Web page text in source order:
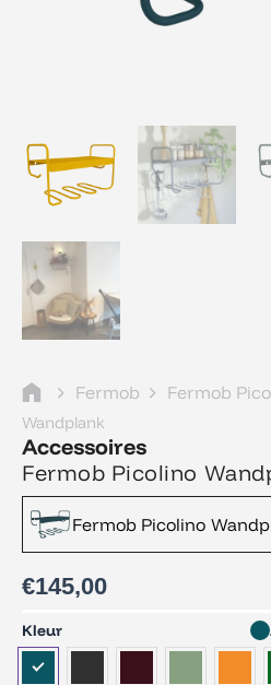
Fermob Fermob
Wandplank
Accessoires
Fermob Picolino
Fermob Picolino
€145,00
Kleur
Fermob
Picolino
Wandplank